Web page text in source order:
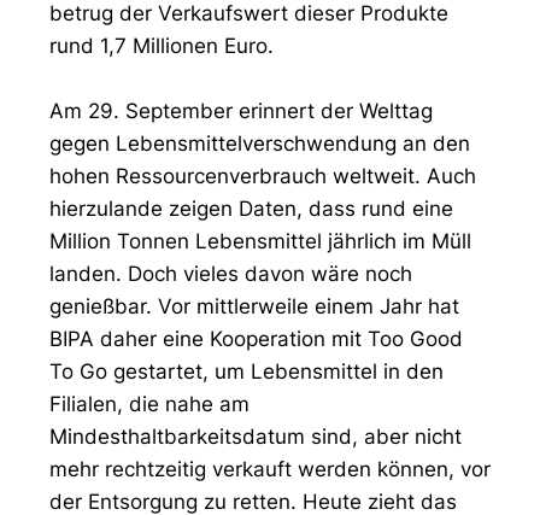
betrug der Verkaufswert dieser Produkte
rund 1,7 Millionen Euro.
Am 29. September erinnert der Welttag
gegen Lebensmittelverschwendung an den
hohen Ressourcenverbrauch weltweit. Auch
hierzulande zeigen Daten, dass rund eine
Million Tonnen Lebensmittel jährlich im Müll
landen. Doch vieles davon wäre noch
genießbar. Vor mittlerweile einem Jahr hat
BIPA daher eine Kooperation mit Too Good
To Go gestartet, um Lebensmittel in den
Filialen, die nahe am
Mindesthaltbarkeitsdatum sind, aber nicht
mehr rechtzeitig verkauft werden können, vor
der Entsorgung zu retten. Heute zieht das